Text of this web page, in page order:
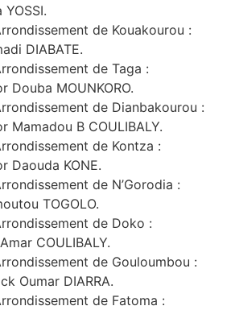
de Kouakourou :
DIABATE.
de Taga :
Douba MOUNKORO.
de Dianbakourou :
Mamadou B COULIBALY.
de Kontza :
Daouda KONE.
de N’Gorodia :
TOGOLO.
de Doko :
COULIBALY.
de Gouloumbou :
Oumar DIARRA.
de Fatoma :